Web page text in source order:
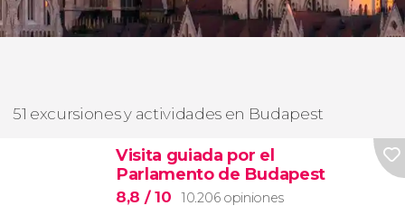
51 excursiones y actividades en Budapest
Visita guiada por el
Parlamento de Budapest
8,8 / 10 10.206 opiniones